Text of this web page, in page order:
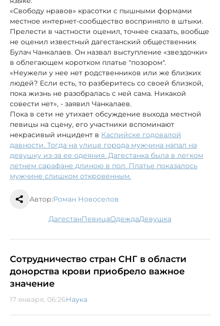
«Свободу нравов» красотки с пышными формами
местное интернет-сообщество восприняло в штыки.
Прелести в частности оценил, точнее сказать, вообще
не оценил известный дагестанский общественник
Булач Чанкалаев. Он назвал выступление «звездочки»
в облегающем коротком платье "позором".
«Неужели у нее нет родственников или же близких
людей? Если есть, то разберитесь со своей близкой,
пока жизнь не разобралась с ней сама. Никакой
совести нет», - заявил Чанкалаев.
Пока в сети не утихает обсуждение выхода местной
певицы на сцену, его участники вспоминают
некрасивый инцидент в Каспийске годовалой
давности. Тогда на улице города мужчина напал на
девушку из-за ее одеяния. Дагестанка была в легком
летнем сарафане длиною в пол. Платье показалось
мужчине слишком откровенным.
Автор:Роман Новоселов
Дагестан певица одежда девушка
Сотрудничество стран СНГ в области
донорства крови приобрело важное
значение
17 января, 06:26Наука